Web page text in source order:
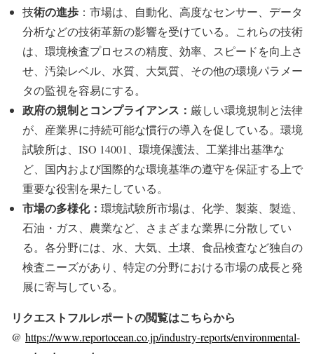
技術の進歩 ：市場は、自動化、高度なセンサー、データ
分析などの技術革新の影響を受けている。これらの技術
は、環境検査プロセスの精度、効率、スピードを向上さ
せ、汚染レベル、水質、大気質、その他の環境パラメー
タの監視を容易にする。
政府の規制とコンプライアンス： 厳しい環境規制と法律
が、産業界に持続可能な慣行の導入を促している。環境
試験所は、ISO 14001、環境保護法、工業排出基準な
ど、国内および国際的な環境基準の遵守を保証する上で
重要な役割を果たしている。
市場の多様化： 環境試験所市場は、化学、製薬、製造、
石油・ガス、農業など、さまざまな業界に分散してい
る。各分野には、水、大気、土壌、食品検査など独自の
検査ニーズがあり、特定の分野における市場の成長と発
展に寄与している。
リクエストフルレポートの閲覧はこちらから
@ https://www.reportocean.co.jp/industry-reports/environmental-